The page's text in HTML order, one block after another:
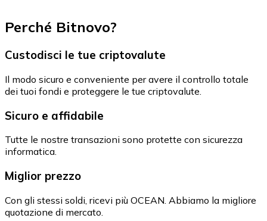
Perché Bitnovo?
Custodisci le tue criptovalute
Il modo sicuro e conveniente per avere il controllo totale
dei tuoi fondi e proteggere le tue criptovalute.
Sicuro e affidabile
Tutte le nostre transazioni sono protette con sicurezza
informatica.
Miglior prezzo
Con gli stessi soldi, ricevi più OCEAN. Abbiamo la migliore
quotazione di mercato.